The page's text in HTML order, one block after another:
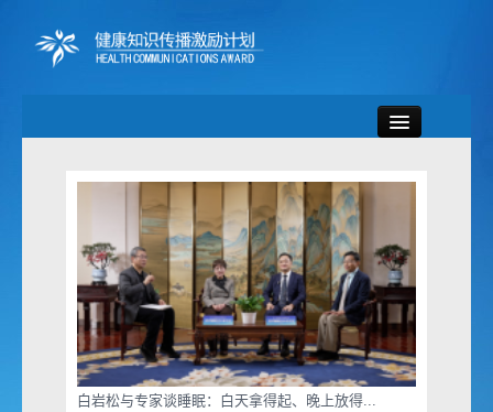
新闻资讯
专题活动
宣传资料
健康微视
白岩松与专家谈睡眠：白天拿得起、晚上放得...